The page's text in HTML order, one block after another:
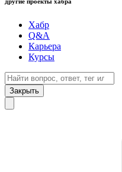
Хабр
Q&A
Карьера
Курсы
Закрыть